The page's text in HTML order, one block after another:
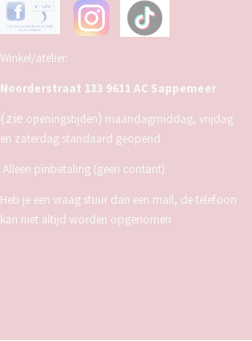
Winkel/atelier:
Noorderstraat 133 9611 AC Sappemeer
(zie openingstijden) maandagmiddag, vrijdag
en zaterdag standaard geopend
Alleen pinbetaling (geen contant)
Heb je een vraag stuur dan een mail, de telefoon
kan niet altijd worden opgenomen